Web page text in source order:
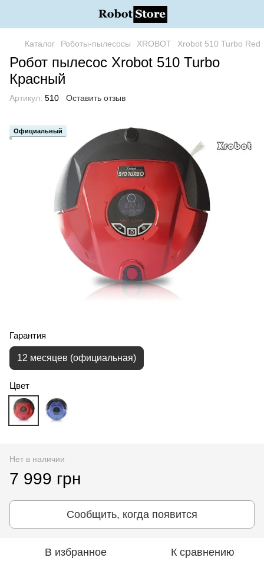
Каталог Роботы-пылесосы XROBOT Xrobot 510 Turbo Red
Робот пылесос Xrobot 510 Turbo
Красный
Артикул: 510 Оставить отзыв
Официальный
Гарантия
12 месяцев (официальная)
Цвет
Нет в наличии
7 999 грн
Сообщить, когда появится
В избранное К сравнению